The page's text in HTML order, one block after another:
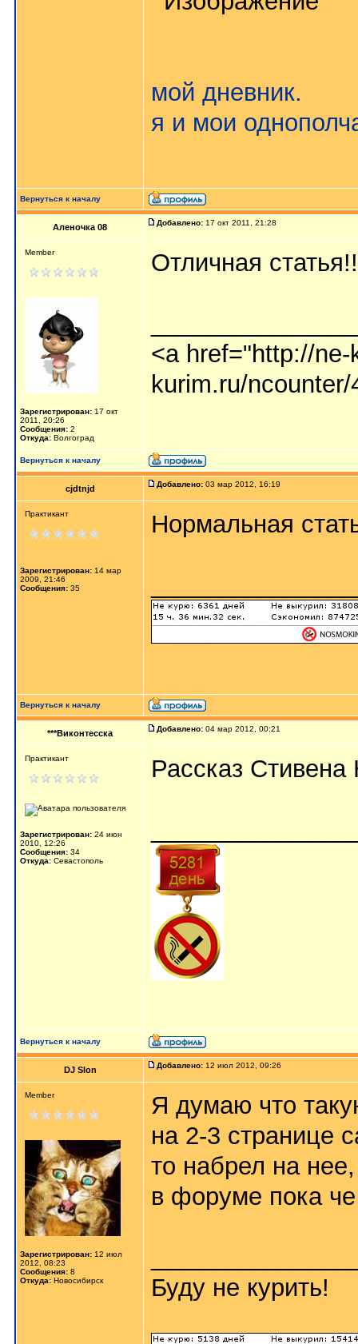
мой дневник.
я и мои
Вернуться к началу
Аленочка 08 Добавлено: 17 окт 2011, 21:28
Member
Зарегистрирован: 17 окт
2011, 20:26
Сообщения: 2
Откуда: Волгоград
Отличная
<a href="http://
kurim.ru/
Вернуться к началу
cjdtnjd Добавлено: 03 мар 2012, 16:19
Практикант
Зарегистрирован: 14 мар
2009, 21:46
Сообщения: 35
Нормальная
Вернуться к началу
***Виконтесска Добавлено: 04 мар 2012, 00:21
Практикант
Зарегистрирован: 24 июн
2010, 12:26
Сообщения: 34
Откуда: Севастополь
Рассказ Стивена
Вернуться к началу
DJ Slon Добавлено: 12 июл 2012, 09:26
Member
Зарегистрирован: 12 июл
2012, 08:23
Сообщения: 8
Откуда: Новосибирск
Я думаю что
на 2-3 странице
то набрел на
в форуме пока
Буду не курить!